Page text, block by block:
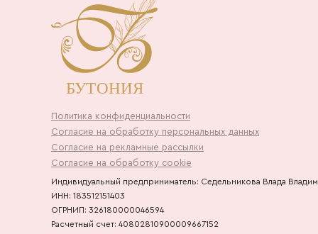
Политика конфиденциальности
Согласие на обработку персональных данных
Согласие на рекламные рассылки
Согласие на обработку cookie
Индивидуальный предприниматель: Седельникова Влада
ИНН: 183512151403
ОГРНИП: 326180000046594
Расчетный счет: 40802810900009667152